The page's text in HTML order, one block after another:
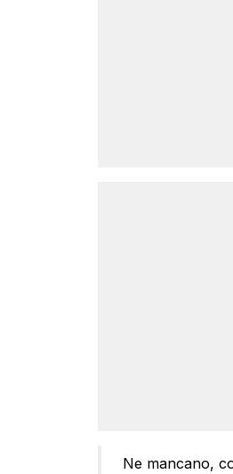
Ne mancano,